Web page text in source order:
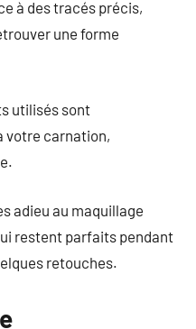
à des tracés précis,
une forme
utilisés sont
votre carnation,
adieu au maquillage
restent parfaits pendant
retouches.